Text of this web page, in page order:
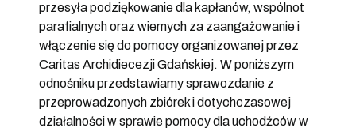
przesyła podziękowanie dla kapłanów, wspólnot
parafialnych oraz wiernych za zaangażowanie i
włączenie się do pomocy organizowanej przez
Caritas Archidiecezji Gdańskiej. W poniższym
odnośniku przedstawiamy sprawozdanie z
przeprowadzonych zbiórek i dotychczasowej
działalności w sprawie pomocy dla uchodźców w